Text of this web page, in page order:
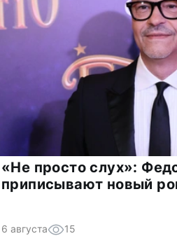
«Не просто слух»:
приписывают новый
6 августа 15